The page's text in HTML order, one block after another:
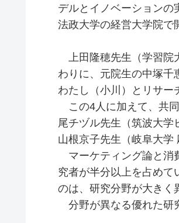
デルとイノベーションの
法政大学の経営大学院で
上田隆穂先生（学習院
わりに、元院生の中塚千
わたし（小川）とリサー
この4人に加えて、共
尾チヅル先生（筑波大学
山根京子先生（岐阜大学
マーケティング論と消
究者が半分以上を占めて
のは、研究分野が大きく
分野が異なる優れた研